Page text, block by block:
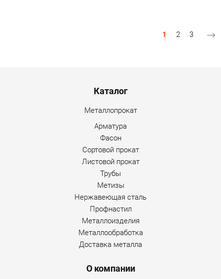
Текущая
1 Страница
2 Страница
3
Каталог
Металлопрокат
Арматура
Фасон
Сортовой прокат
Листовой прокат
Трубы
Метизы
Нержавеющая сталь
Профнастил
Металлоизделия
Металлообработка
Доставка металла
О компании